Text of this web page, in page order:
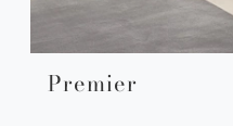
Premier